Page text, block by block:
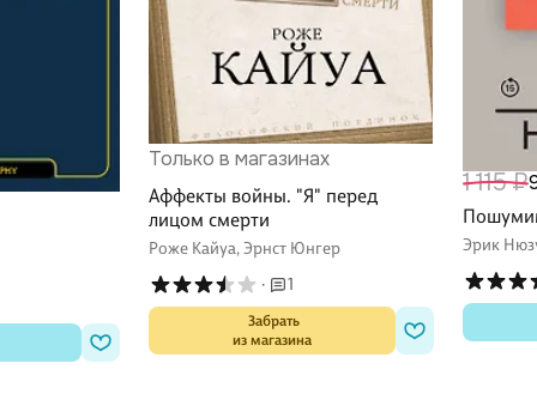
Только в магазинах
Аффекты войны. "Я" перед
лицом смерти
Роже Кайуа, Эрнст Юнгер
·
1
Забрать
из магазина
1 115 ₽
Эрик